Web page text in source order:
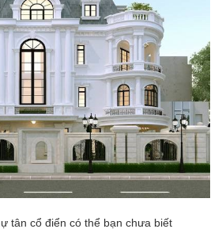
tân cổ điển có thể bạn chưa biết